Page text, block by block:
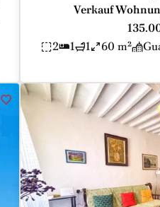
Verkauf
2
1 1 60 m²